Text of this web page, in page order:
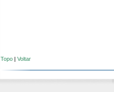
Topo | Voltar